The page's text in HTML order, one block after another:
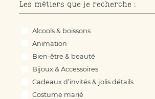
Les métiers que je recherche :
Les métiers que je
Alcools & boissons
Animation
Bien-être & beauté
Bijoux & Accessoires
Cadeaux d’invités & jolis détails
Costume marié